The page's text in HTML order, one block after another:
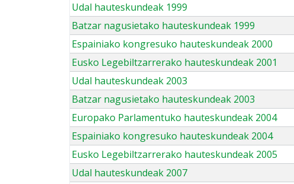
Udal hauteskundeak 1999
Batzar nagusietako hauteskundeak 1999
Espainiako kongresuko hauteskundeak 2000
Eusko Legebiltzarrerako hauteskundeak 2001
Udal hauteskundeak 2003
Batzar nagusietako hauteskundeak 2003
Europako Parlamentuko hauteskundeak 2004
Espainiako kongresuko hauteskundeak 2004
Eusko Legebiltzarrerako hauteskundeak 2005
Udal hauteskundeak 2007